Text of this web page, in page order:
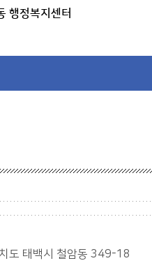
행정복지센터
도 태백시 철암동 349-18